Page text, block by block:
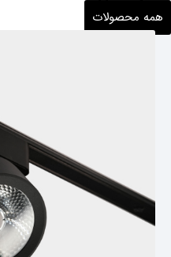
همه محصولات